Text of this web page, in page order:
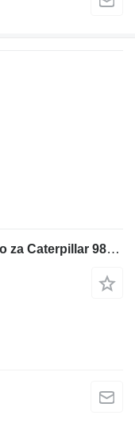
Caterpillar 1W5008 kolenasto vratilo za Caterpillar 988F, 769D prednjeg utovarivača